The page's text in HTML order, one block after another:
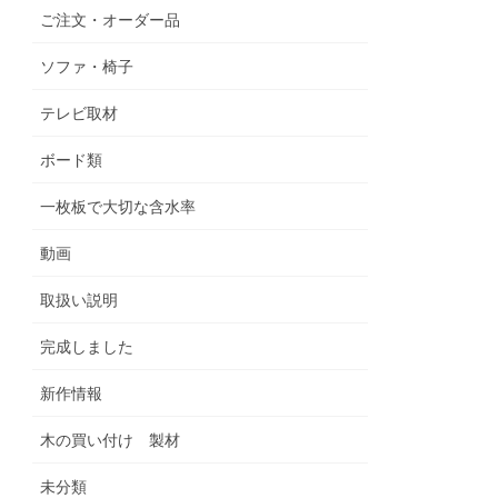
ご注文・オーダー品
ソファ・椅子
テレビ取材
ボード類
一枚板で大切な含水率
動画
取扱い説明
完成しました
新作情報
木の買い付け 製材
未分類